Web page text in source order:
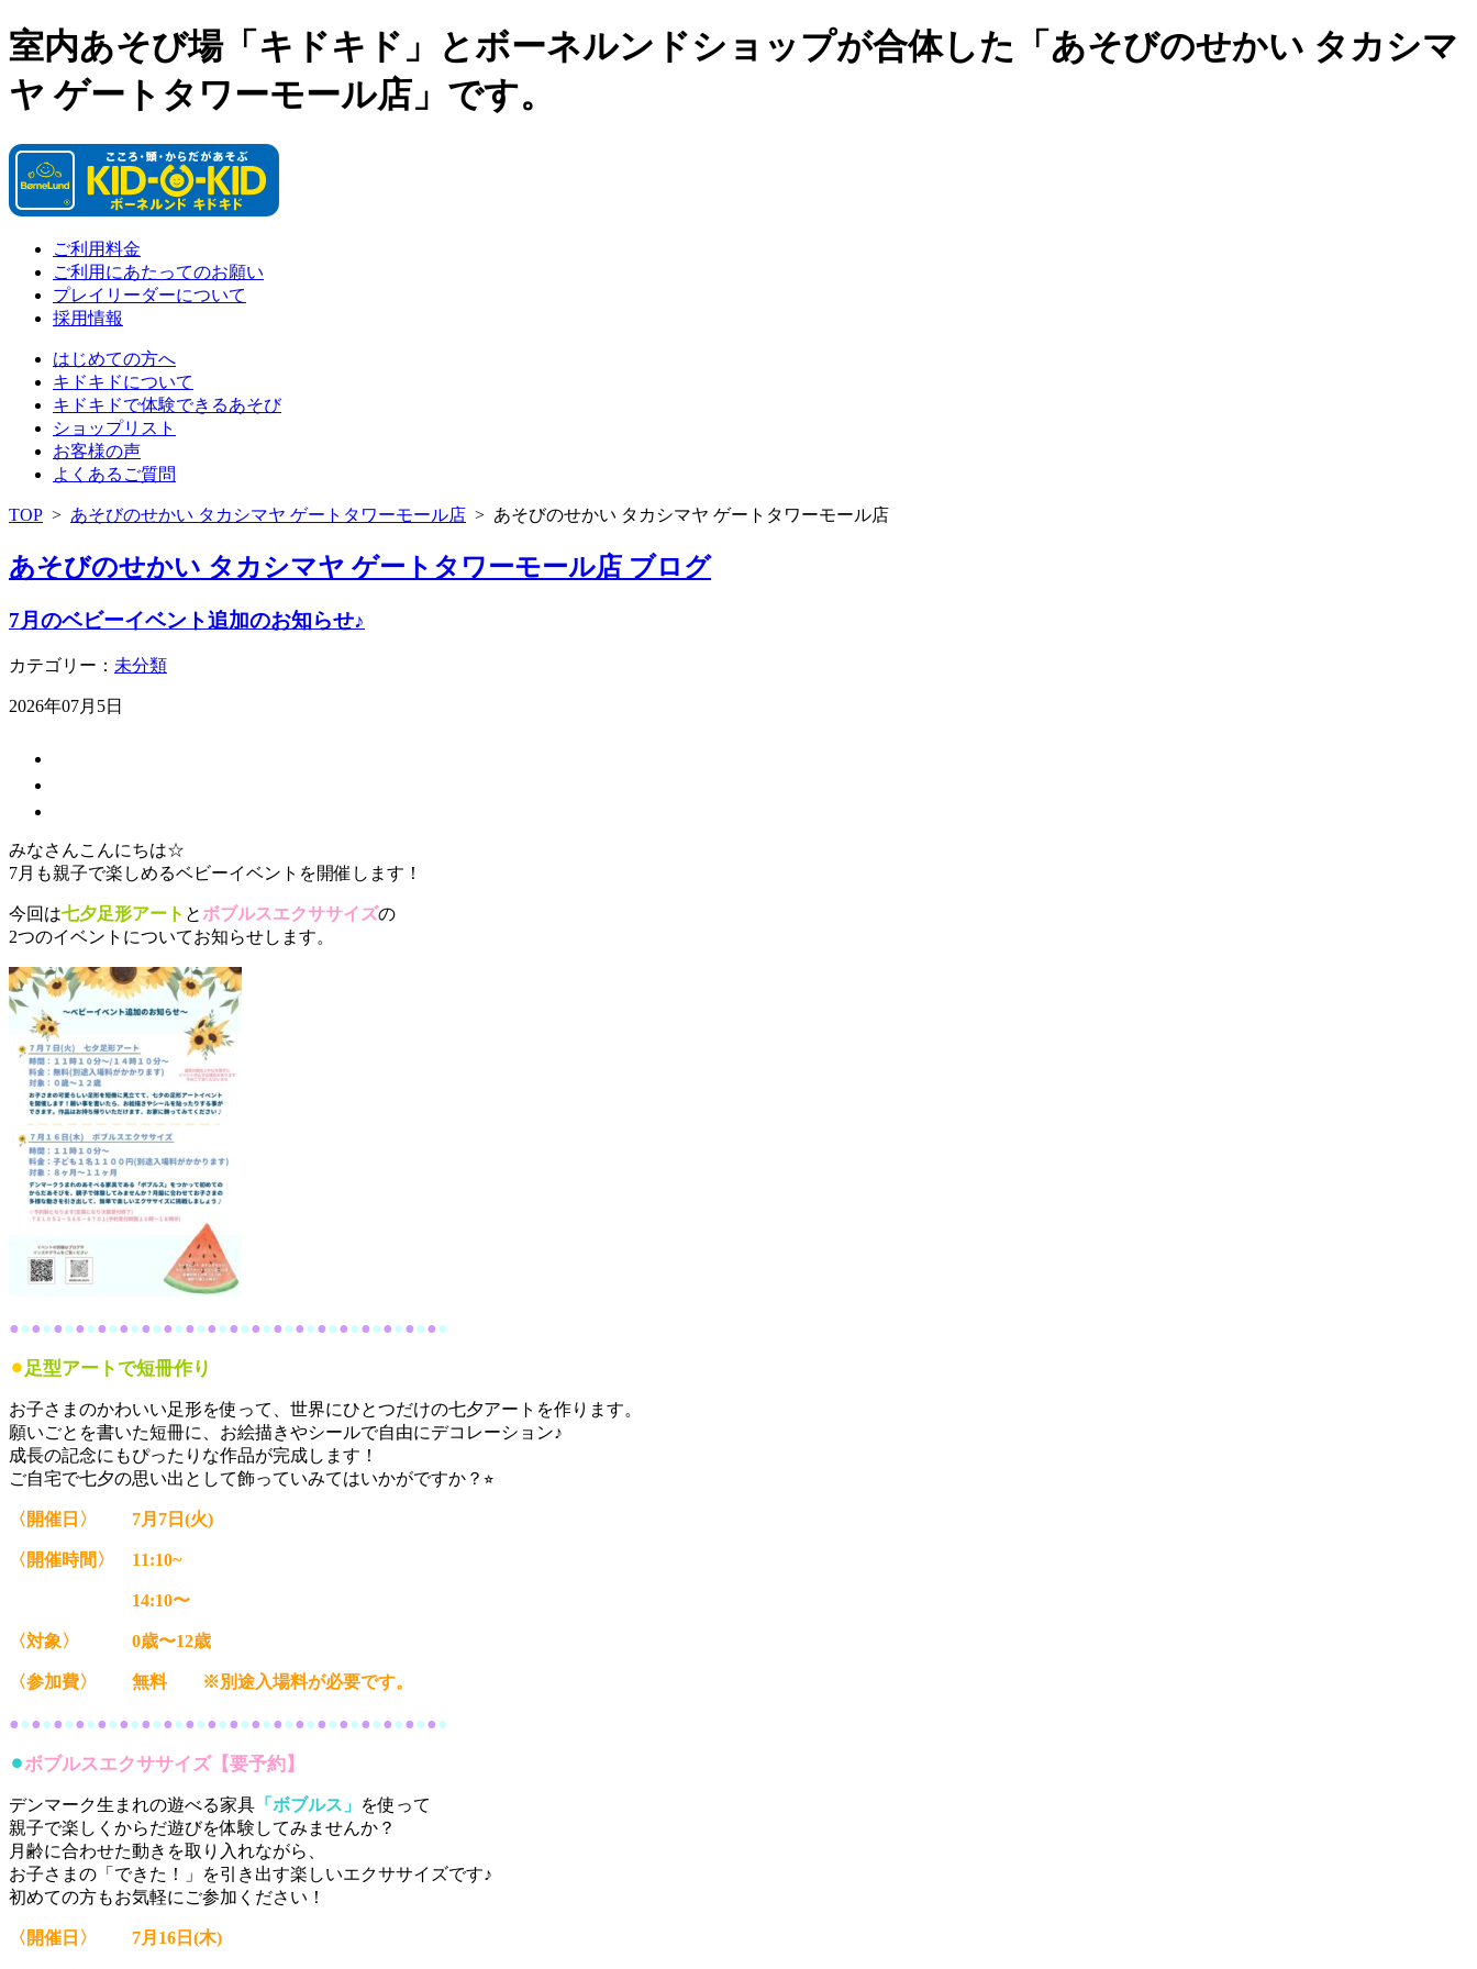
室内あそび場「キドキド」とボーネルンドショップが合体した「あそびのせかい タカシマ
ヤ ゲートタワーモール店」です。
ご利用料金
ご利用にあたってのお願い
プレイリーダーについて
採用情報
はじめての方へ
キドキドについて
キドキドで体験できるあそび
ショップリスト
お客様の声
よくあるご質問
TOP > あそびのせかい タカシマヤ ゲートタワーモール店 > あそびのせかい タカシマヤ ゲートタワーモール店
あそびのせかい タカシマヤ ゲートタワーモール店 ブログ
7月のベビーイベント追加のお知らせ♪
カテゴリー： 未分類
2026年07月5日
みなさんこんにちは☆
7月も親子で楽しめるベビーイベントを開催します！
今回は七夕足形アート とボブルスエクササイズの
2つのイベントについてお知らせします。
●●●●●●●●●●●●●●●●●●●●●●●●●●●●●●●●●●●●●●●●
⚫︎足型アートで短冊作り
お子さまのかわいい足形を使って、世界にひとつだけの七夕アートを作ります。
願いごとを書いた短冊に、お絵描きやシールで自由にデコレーション♪
成長の記念にもぴったりな作品が完成します！
ご自宅で七夕の思い出として飾っていみてはいかがですか？⭐︎
〈開催日〉 7月7日(火)
〈開催時間〉 11:10~
14:10〜
〈対象〉 0歳〜12歳
〈参加費〉 無料 ※別途入場料が必要です。
●●●●●●●●●●●●●●●●●●●●●●●●●●●●●●●●●●●●●●●●
⚫︎ボブルスエクササイズ【要予約】
デンマーク生まれの遊べる家具 「ボブルス」
を使って
親子で楽しくからだ遊びを体験してみませんか？
月齢に合わせた動きを取り入れながら、
お子さまの「できた！」を引き出す楽しいエクササイズです♪
初めての方もお気軽にご参加ください！
〈開催日〉 7月16日(木)